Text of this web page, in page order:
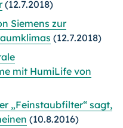
(12.7.2018)
Siemens zur
(12.7.2018)
mit HumiLife von
„Feinstaubfilter“ sagt,
(10.8.2016)